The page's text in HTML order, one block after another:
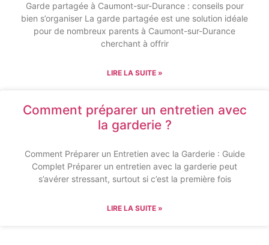
Garde partagée à Caumont-sur-Durance : conseils pour
bien s’organiser La garde partagée est une solution idéale
pour de nombreux parents à Caumont-sur-Durance
cherchant à offrir
LIRE LA SUITE »
Comment préparer un entretien avec
la garderie ?
Comment Préparer un Entretien avec la Garderie : Guide
Complet Préparer un entretien avec la garderie peut
s’avérer stressant, surtout si c’est la première fois
LIRE LA SUITE »